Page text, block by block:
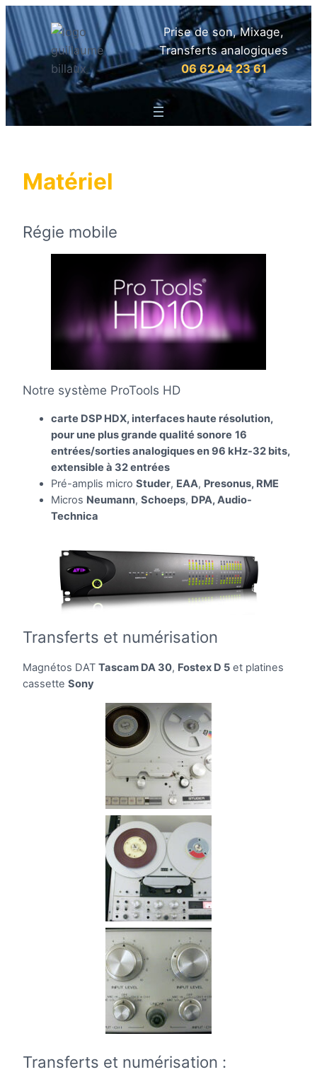
Prise de son, Mixage,
Transferts analogiques
06 62 04 23 61
Matériel
Régie mobile
Notre système ProTools HD
carte DSP HDX, interfaces haute résolution,
pour une plus grande qualité sonore 16
entrées/sorties analogiques en 96 kHz-32 bits,
extensible à 32 entrées
Pré-amplis micro Studer, EAA, Presonus, RME
Micros Neumann, Schoeps, DPA, Audio-
Technica
Transferts et numérisation
Magnétos DAT Tascam DA 30, Fostex D 5 et platines
cassette Sony
Transferts et numérisation :